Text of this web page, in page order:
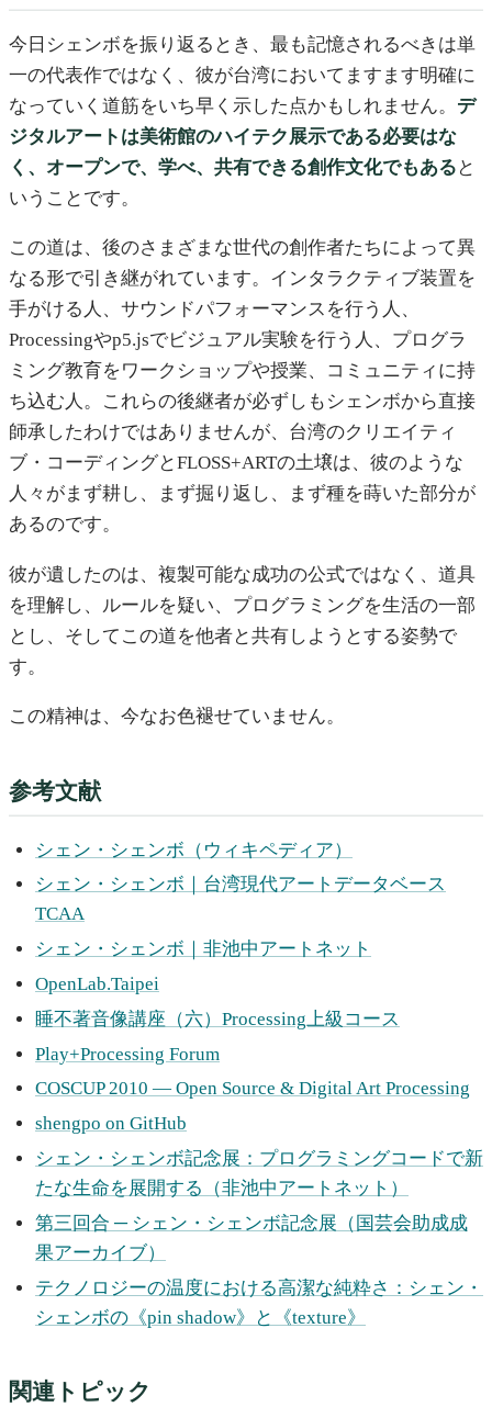
今日シェンボを振り返るとき、最も記憶されるべきは単
一の代表作ではなく、彼が台湾においてますます明確に
なっていく道筋をいち早く示した点かもしれません。 デ
ジタルアートは美術館のハイテク展示である必要はな
く、オープンで、学べ、共有できる創作文化でもある と
いうことです。
この道は、後のさまざまな世代の創作者たちによって異
なる形で引き継がれています。インタラクティブ装置を
手がける人、サウンドパフォーマンスを行う人、
Processingやp5.jsでビジュアル実験を行う人、プログラ
ミング教育をワークショップや授業、コミュニティに持
ち込む人。これらの後継者が必ずしもシェンボから直接
師承したわけではありませんが、台湾のクリエイティ
ブ・コーディングとFLOSS+ARTの土壌は、彼のような
人々がまず耕し、まず掘り返し、まず種を蒔いた部分が
あるのです。
彼が遺したのは、複製可能な成功の公式ではなく、道具
を理解し、ルールを疑い、プログラミングを生活の一部
とし、そしてこの道を他者と共有しようとする姿勢で
す。
この精神は、今なお色褪せていません。
参考文献
シェン・シェンボ（ウィキペディア）
シェン・シェンボ｜台湾現代アートデータベース
TCAA
シェン・シェンボ｜非池中アートネット
OpenLab.Taipei
睡不著音像講座（六）Processing上級コース
Play+Processing Forum
COSCUP 2010 — Open Source & Digital Art Processing
shengpo on GitHub
シェン・シェンボ記念展：プログラミングコードで新
たな生命を展開する（非池中アートネット）
第三回合 ─ シェン・シェンボ記念展（国芸会助成成
果アーカイブ）
テクノロジーの温度における高潔な純粋さ：シェン・
シェンボの《pin shadow》と《texture》
関連トピック